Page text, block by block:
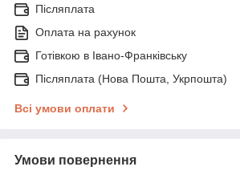
Післяплата
Оплата на рахунок
Готівкою в Івано-Франківську
Післяплата (Нова Пошта, Укрпошта)
Всі умови оплати
Умови повернення